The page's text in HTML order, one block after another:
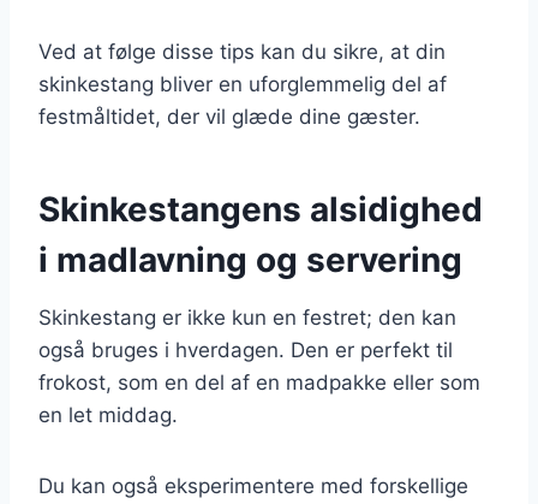
Ved at følge disse tips kan du sikre, at din
skinkestang bliver en uforglemmelig del af
festmåltidet, der vil glæde dine gæster.
Skinkestangens alsidighed
i madlavning og servering
Skinkestang er ikke kun en festret; den kan
også bruges i hverdagen. Den er perfekt til
frokost, som en del af en madpakke eller som
en let middag.
Du kan også eksperimentere med forskellige